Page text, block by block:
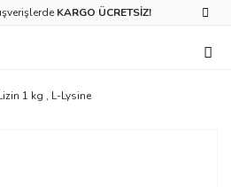
KARGO ÜCRETSİZ!
1 kg , L-Lysine